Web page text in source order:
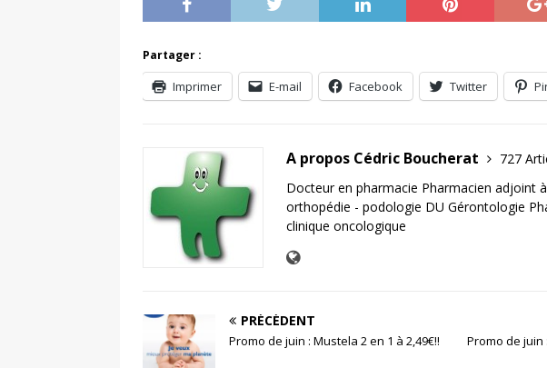
Partager :
Imprimer E-mail Facebook Twitter
A propos Cédric Boucherat
727
Docteur en pharmacie Pharmacien adjoint
orthopédie - podologie DU Gérontologie
clinique oncologique
PRÉCÉDENT
Promo de juin : Mustela 2 en 1 à 2,49€!!
Promo de juin